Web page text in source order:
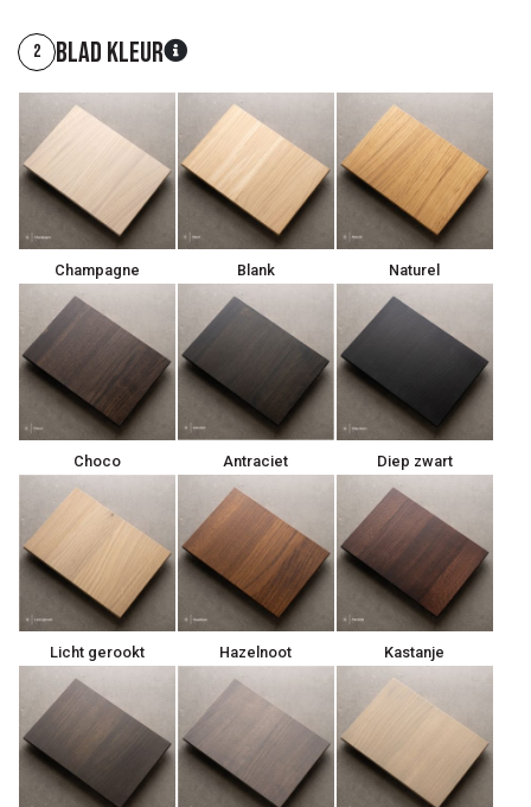
2 Blad kleur
Champagne Blank Naturel
Choco Antraciet Diep zwart
Licht gerookt Hazelnoot Kastanje